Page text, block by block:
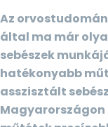
Az
által ma már
sebészek
hatékonyabb
asszisztált
Magyarországon